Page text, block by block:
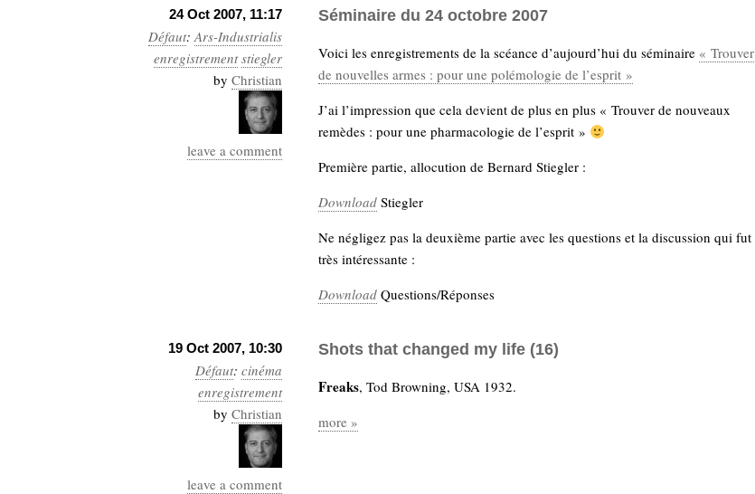
24 Oct 2007, 11:17
Défaut:Ars-Industrialis
enregistrement stiegler
by Christian
leave a comment
Séminaire du 24 octobre 2007
Voici les enregistrements de la scéance d’aujourd’hui du séminaire « Trouver
de nouvelles armes : pour une polémologie de l’esprit »
J’ai l’impression que cela devient de plus en plus « Trouver de nouveaux
remèdes : pour une pharmacologie de l’esprit »
Première partie, allocution de Bernard Stiegler :
Download Stiegler
Ne négligez pas la deuxième partie avec les questions et la discussion qui fut
très intéressante :
Download Questions/Réponses
19 Oct 2007, 10:30
Défaut: cinéma
enregistrement
by Christian
leave a comment
Shots that changed my life (16)
Freaks, Tod Browning, USA 1932.
more »
système_d'information
technique
technologies
relationnelles travail
Web-2.0 Web-
Sémantique
économieécriture